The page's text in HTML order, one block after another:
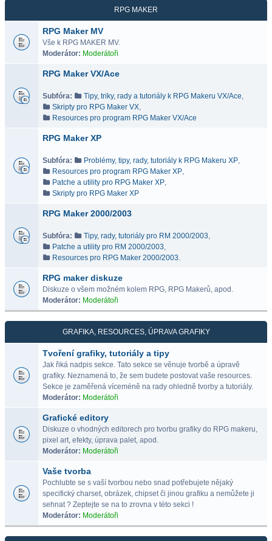
RPG MAKER
RPG Maker MV
Vše k RPG MAKER MV.
Moderátor: Moderátoři
RPG Maker VX/Ace
Subfóra: Tipy, triky, rady a tutoriály k RPG Makeru VX/Ace,
Skripty pro RPG Maker VX,
Resources pro program RPG Maker VX/Ace
RPG Maker XP
Subfóra: Problémy, tipy, rady, tutoriály k RPG Makeru XP,
Resources pro program RPG Maker XP,
Patche a utility pro RPG Maker XP,
Skripty pro RPG Maker XP
RPG Maker 2000/2003
Subfóra: Tipy, rady, tutoriály pro RM 2000/2003,
Patche a utility pro RM 2000/2003,
Resources pro RPG Maker 2000/2003.
RPG maker diskuze
Diskuze o všem možném kolem RPG, RPG Makerů, apod.
Moderátor: Moderátoři
GRAFIKA, RESOURCES, ÚPRAVA GRAFIKY
Tvoření grafiky, tutoriály a tipy
Jak řiká nadpis sekce. Tato sekce se věnuje tvorbě a úpravě
grafiky. Neznamená to, že sem budete postovat vaše resources.
Sekce je zaměřená víceméně na rady ohledně tvorby a tutoriály.
Moderátor: Moderátoři
Grafické editory
Diskuze o vhodných editorech pro tvorbu grafiky do RPG makeru,
pixel art, efekty, úprava palet, apod.
Moderátor: Moderátoři
Vaše tvorba
Pochlubte se s vaší tvorbou nebo snad potřebujete nějaký
specifický charset, obrázek, chipset či jinou grafiku a nemůžete ji
sehnat ? Zeptejte se na to zrovna v této sekci !
Moderátor: Moderátoři